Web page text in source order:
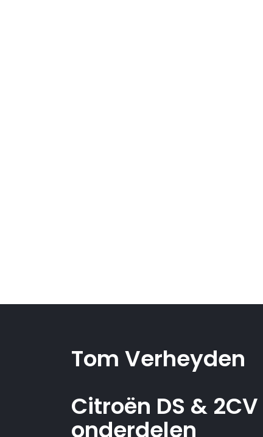
Tom Verheyden
Citroën DS & 2CV
onderdelen